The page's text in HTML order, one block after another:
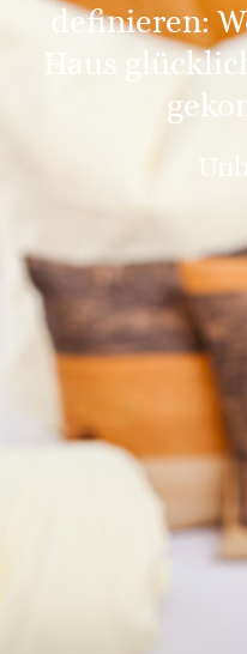
definieren:
Haus